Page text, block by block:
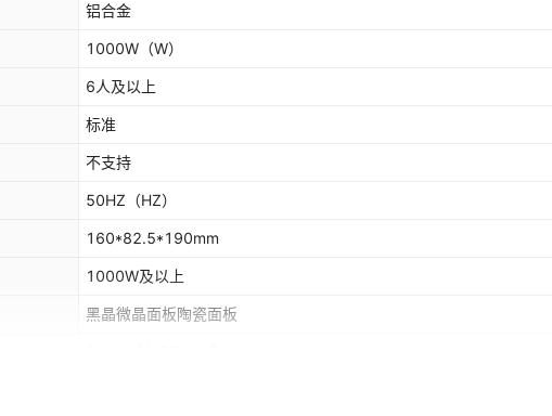
铝合金
1000W （W）
6人及以上
标准
不支持
50HZ （HZ）
160*82.5*190mm
1000W及以上
黑晶微晶面板陶瓷面板